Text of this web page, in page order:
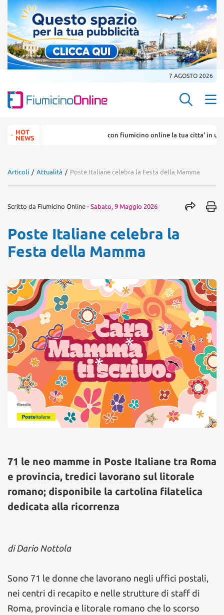
7 AGOSTO 2026
Search
for:HOT
NEWS
con fiumicino online la tua citta' in un
Articoli / Attualità / Poste Italiane celebra la Festa della Mamma
Scritto da Fiumicino Online - Sabato, 9 Maggio 2026
Poste Italiane celebra la
Festa della Mamma
71 le neo mamme in Poste Italiane tra Roma
e provincia, tredici lavorano sul litorale
romano; disponibile la cartolina filatelica
dedicata alla ricorrenza
di Dario Nottola
Sono 71 le donne che lavorano negli uffici postali,
nei centri di recapito e nelle strutture di staff di
Roma, provincia e litorale romano che lo scorso